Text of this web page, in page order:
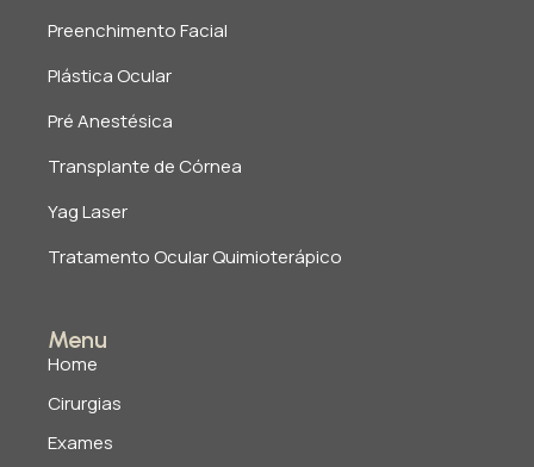
Preenchimento Facial
Plástica Ocular
Pré Anestésica
Transplante de Córnea
Yag Laser
Tratamento Ocular Quimioterápico
Menu
Home
Cirurgias
Exames